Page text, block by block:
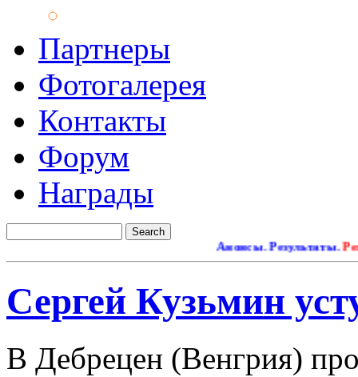
Партнеры
Фотогалерея
Контакты
Форум
Награды
Анонсы. Результаты.Ремонт
Сергей Кузьмин
В Дебрецен (Венгрия)